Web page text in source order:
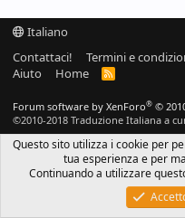
Italiano
Contattaci!
Termini e
Aiuto
Home
R
Forum software by XenForo® ©
©2010-2018 Traduzione Italiana a
Questo sito utilizza i cookie per
tua esperienza e per
Continuando a utilizzare